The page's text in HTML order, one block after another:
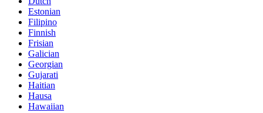
Estonian
Filipino
Finnish
Frisian
Galician
Georgian
Gujarati
Haitian
Hausa
Hawaiian